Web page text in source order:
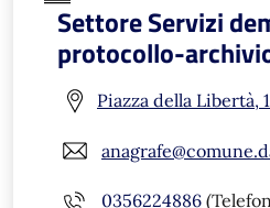
Settore Servizi
protocollo-
Piazza della Libertà,
0356224886